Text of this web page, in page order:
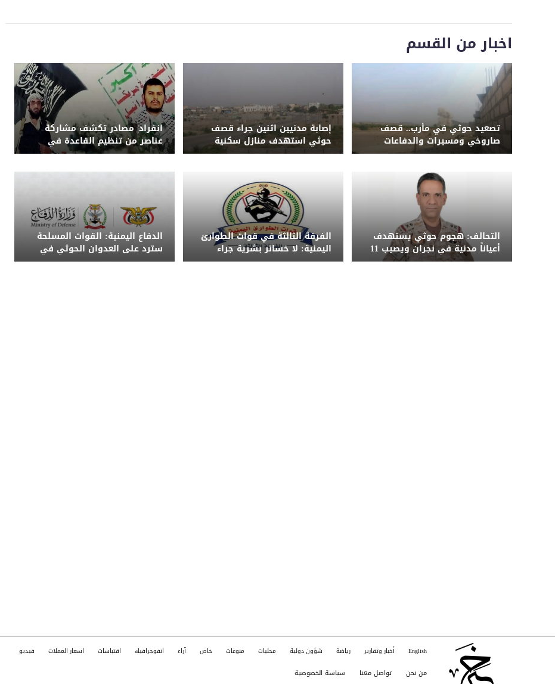
اخبار من القسم
تصعيد حوثي في مأرب.. قصف
صاروخي ومسيرات والدفاعات
الجوية تعترض عدداً منها
إصابة مدنيين اثنين جراء قصف
حوثي استهدف منازل سكنية
جنوب الحديدة
انفراد| مصادر تكشف مشاركة
عناصر من تنظيم القاعدة في
الهجوم الحوثي على معسكر
التحالف: هجوم حوثي يستهدف
أعياناً مدنية في نجران ويصيب 11
مدنياً بينهم امرأة وطفل
الفرقة الثالثة في قوات الطوارئ
اليمنية: لا خسائر بشرية جراء
الضربة ونحذر من تداول الشائعات
الدفاع اليمنية: القوات المسلحة
سترد على العدوان الحوثي في
الزمان والمكان المناسبين
English أخبار وتقارير رياضة شؤون دولية محليات منوعات خاص آراء انفوجرافيك اقتباسات اسعار العملات فيديو
من نحن تواصل معنا سياسة الخصوصية